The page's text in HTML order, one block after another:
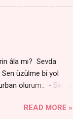
âla mı? Sevda
Sen üzülme bi yol
olurum.. - Sen
reva mı? Herkes
READ MORE »